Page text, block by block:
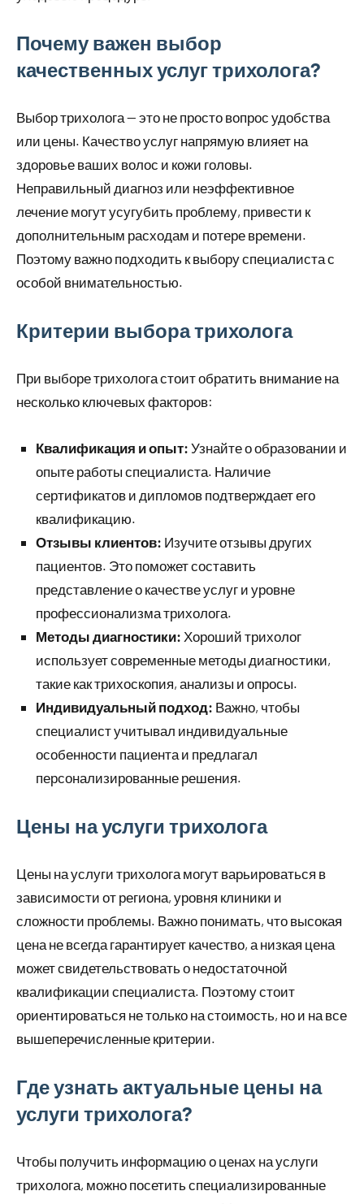
Почему важен выбор
качественных услуг трихолога?
Выбор трихолога — это не просто вопрос удобства
или цены. Качество услуг напрямую влияет на
здоровье ваших волос и кожи головы.
Неправильный диагноз или неэффективное
лечение могут усугубить проблему, привести к
дополнительным расходам и потере времени.
Поэтому важно подходить к выбору специалиста с
особой внимательностью.
Критерии выбора трихолога
При выборе трихолога стоит обратить внимание на
несколько ключевых факторов:
Квалификация и опыт: Узнайте о образовании и
опыте работы специалиста. Наличие
сертификатов и дипломов подтверждает его
квалификацию.
Отзывы клиентов: Изучите отзывы других
пациентов. Это поможет составить
представление о качестве услуг и уровне
профессионализма трихолога.
Методы диагностики: Хороший трихолог
использует современные методы диагностики,
такие как трихоскопия, анализы и опросы.
Индивидуальный подход: Важно, чтобы
специалист учитывал индивидуальные
особенности пациента и предлагал
персонализированные решения.
Цены на услуги трихолога
Цены на услуги трихолога могут варьироваться в
зависимости от региона, уровня клиники и
сложности проблемы. Важно понимать, что высокая
цена не всегда гарантирует качество, а низкая цена
может свидетельствовать о недостаточной
квалификации специалиста. Поэтому стоит
ориентироваться не только на стоимость, но и на все
вышеперечисленные критерии.
Где узнать актуальные цены на
услуги трихолога?
Чтобы получить информацию о ценах на услуги
трихолога, можно посетить специализированные